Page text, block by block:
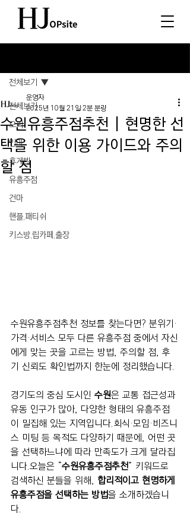
전체보기
오피
안마
휴게텔
유흥주점
건마
핸플,패티쉬
키스방,립카페,출장
전체보기
수원유흥주점추천 | 현명한 선
택을 위한 이용 가이드와 주의
할 점
운영자
2025년 10월 21일2분 분량
수원유흥주점추천 정보를 찾는다면? 분위기·
가격·서비스 모두 다른 유흥주점 중에서 자신
에게 맞는 곳을 고르는 방법, 주의할 점, 후
기 신뢰도 확인법까지 한눈에 정리했습니다.
경기도의 중심 도시인 수원은 교통 접근성과
유동 인구가 많아, 다양한 형태의 유흥주점
이 밀집해 있는 지역입니다.회식·모임·비즈니
스 미팅 등 목적도 다양하기 때문에, 어떤 곳
을 선택하느냐에 따라 만족도가 크게 달라집
니다.오늘은 “수원유흥주점추천” 키워드로
검색하신 분들을 위해, 합리적이고 현명하게
유흥주점을 선택하는 방법을 소개하겠습니
다.